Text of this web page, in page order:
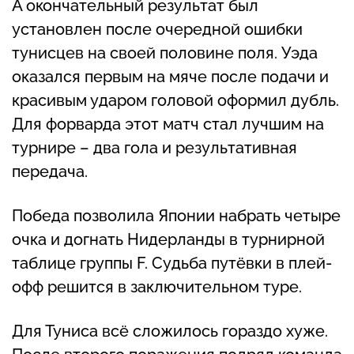
А окончательный результат был
установлен после очередной ошибки
тунисцев на своей половине поля. Уэда
оказался первым на мяче после подачи и
красивым ударом головой оформил дубль.
Для форварда этот матч стал лучшим на
турнире – два гола и результативная
передача.
Победа позволила Японии набрать четыре
очка и догнать Нидерланды в турнирной
таблице группы F. Судьба путёвки в плей-
офф решится в заключительном туре.
Для Туниса всё сложилось гораздо хуже.